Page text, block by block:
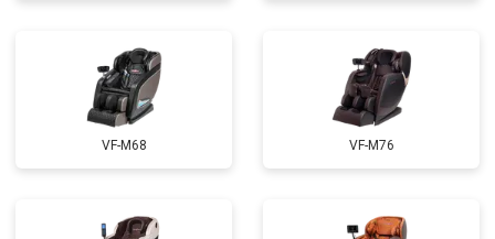
Ремонт купюроприемника от 4700 ₽ Заказать
Замена сетевого трансформатора от 4500 ₽
VF-M68 VF-M76